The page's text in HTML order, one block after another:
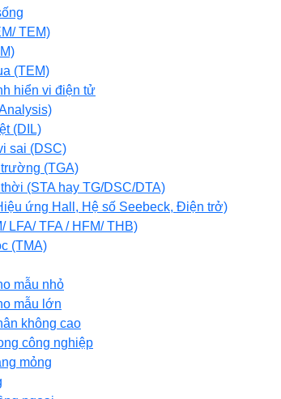
TEM)
(TEM)
hiển vi điện tử
(DIL)
sai (DSC)
(TGA)
(STA hay TG/DSC/DTA)
ứng Hall, Hệ số Seebeck, Điện trở)
LFA/ TFA / HFM/ THB)
(TMA)
mẫu nhỏ
mẫu lớn
không cao
công nghiệp
mỏng